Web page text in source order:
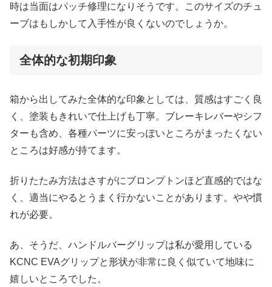
時は当面はパッチ修理になりそうです。このサイズのチュ
ーブはもしかして入手性が良くないのでしょうか。
全体的な初期印象
箱から出してみた全体的な印象としては、質感はすごく良
く、塗装もきれいで仕上げも丁寧。ブレーキレバーやシフ
ターも含め、各種パーツに安っぽいところがまったくない
ところは好感が持てます。
折りたたみ方法はさすがにブロンプトンほど直感的ではな
く、適当にやるとうまく行かないことがあります。やや慣
れが必要。
あ、そうだ、ハンドルバーグリップは私が愛用している
KCNC EVAグリップと形状が非常に良く似ていて地味に
嬉しいところでした。